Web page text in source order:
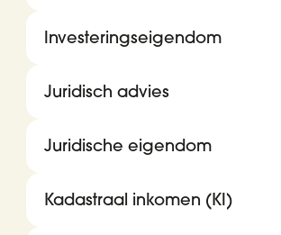
Investeringseigendom
Juridisch advies
Juridische eigendom
Kadastraal inkomen (KI)